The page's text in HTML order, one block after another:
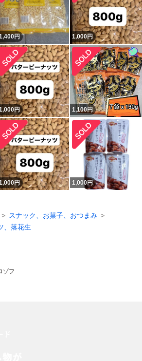
円 1,000円
円 1,100円
円 1,000円
スナック、お菓子、おつまみ
、落花生
ゾフ